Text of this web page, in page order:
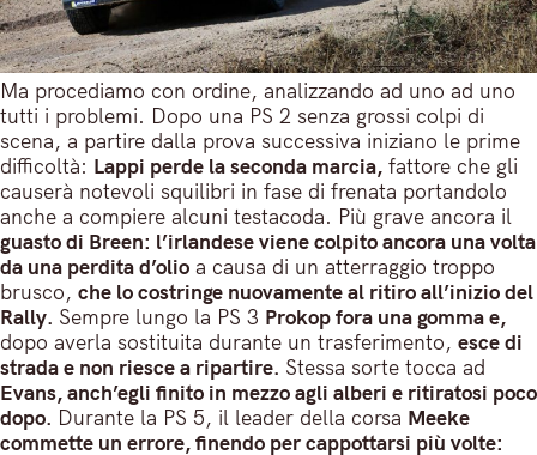
Ma procediamo con ordine, analizzando ad uno ad uno
tutti i problemi. Dopo una PS 2 senza grossi colpi di
scena, a partire dalla prova successiva iniziano le prime
difficoltà: Lappi perde la seconda marcia, fattore che gli
causerà notevoli squilibri in fase di frenata portandolo
anche a compiere alcuni testacoda. Più grave ancora il
guasto di Breen: l’irlandese viene colpito ancora una volta
da una perdita d’olio a causa di un atterraggio troppo
brusco, che lo costringe nuovamente al ritiro all’inizio del
Rally. Sempre lungo la PS 3 Prokop fora una gomma e,
dopo averla sostituita durante un trasferimento, esce di
strada e non riesce a ripartire. Stessa sorte tocca ad
Evans, anch’egli finito in mezzo agli alberi e ritiratosi poco
dopo. Durante la PS 5, il leader della corsa Meeke
commette un errore, finendo per cappottarsi più volte: